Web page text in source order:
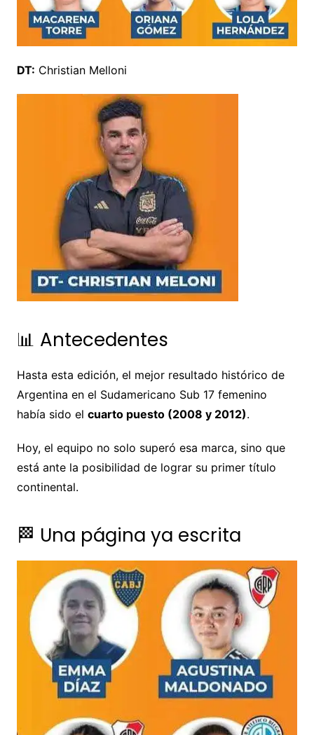
DT: Christian Melloni
📊 Antecedentes
Hasta esta edición, el mejor resultado histórico de
Argentina en el Sudamericano Sub 17 femenino
había sido el cuarto puesto (2008 y 2012).
Hoy, el equipo no solo superó esa marca, sino que
está ante la posibilidad de lograr su primer título
continental.
🏁 Una página ya escrita